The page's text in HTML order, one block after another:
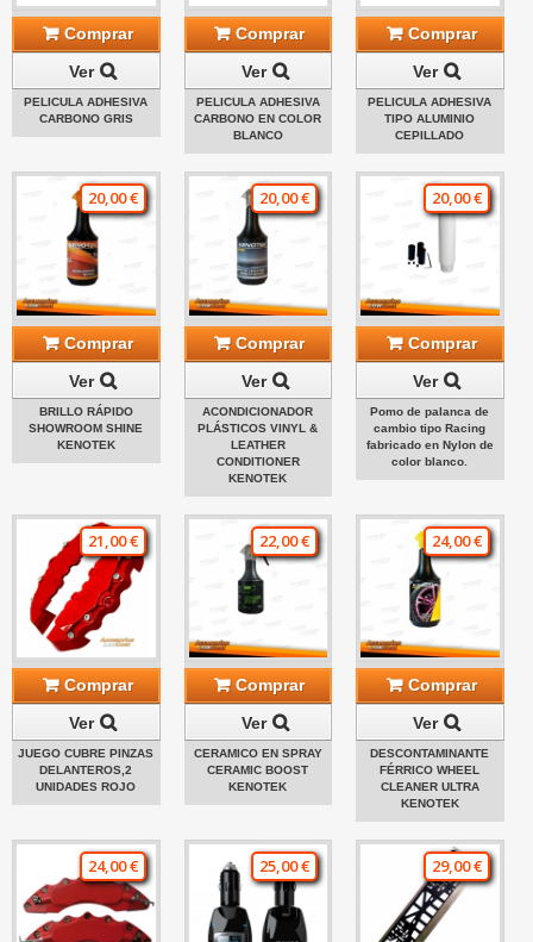
Comprar
Ver
PELICULA ADHESIVA
CARBONO GRIS
Comprar
Ver
PELICULA ADHESIVA
CARBONO EN COLOR
BLANCO
Comprar
Ver
PELICULA ADHESIVA
TIPO ALUMINIO
CEPILLADO
20,00 €
Comprar
Ver
BRILLO RÁPIDO
SHOWROOM SHINE
KENOTEK
20,00 €
Comprar
Ver
ACONDICIONADOR
PLÁSTICOS VINYL &
LEATHER
CONDITIONER
KENOTEK
20,00 €
Comprar
Ver
Pomo de palanca de
cambio tipo Racing
fabricado en Nylon de
color blanco.
21,00 €
Comprar
Ver
JUEGO CUBRE PINZAS
DELANTEROS,2
UNIDADES ROJO
22,00 €
Comprar
Ver
CERAMICO EN SPRAY
CERAMIC BOOST
KENOTEK
24,00 €
Comprar
Ver
DESCONTAMINANTE
FÉRRICO WHEEL
CLEANER ULTRA
KENOTEK
24,00 € 25,00 € 29,00 €